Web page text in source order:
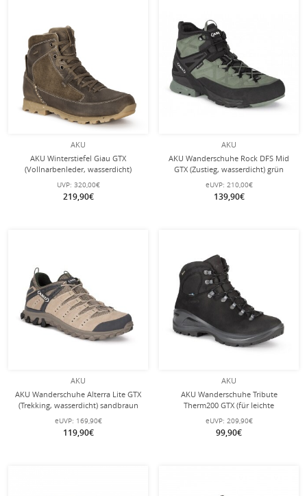
AKU
AKU Winterstiefel Giau GTX
(Vollnarbenleder, wasserdicht)
beigebraun Herren
UVP: 320,00€
219,90€
AKU
AKU Wanderschuhe Rock DFS Mid
GTX (Zustieg, wasserdicht) grün
Herren
eUVP: 210,00€
139,90€
AKU
AKU Wanderschuhe Alterra Lite GTX
(Trekking, wasserdicht) sandbraun
Herren
eUVP: 169,90€
119,90€
AKU
AKU Wanderschuhe Tribute
Therm200 GTX (für leichte
Wanderungen, Gore-Tex-isoliertes
Futter) schwarz Herren
eUVP: 209,90€
99,90€